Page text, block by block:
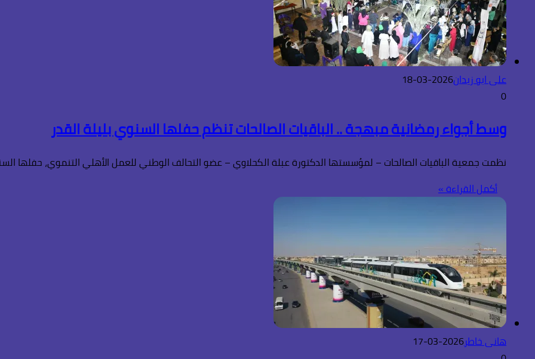
على ابو زيدان2026-03-18
0
وسط أجواء رمضانية مبهجة .. الباقيات الصالحات تنظم حفلها السنوي بليلة القدر
نظمت جمعية الباقيات الصالحات – لمؤسستها الدكتورة عبلة الكحلاوي – عضو التحالف الوطني للعمل الأهلي التنموي، حفلها
أكمل القراءة »
هانى خاطر2026-03-17